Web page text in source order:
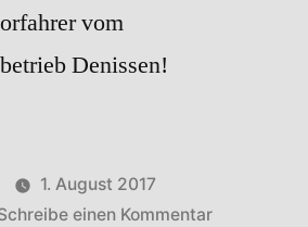
vom
Denissen!
1. August 2017
einen Kommentarzu